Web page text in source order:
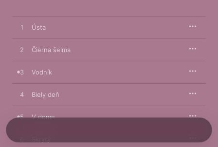
1 Ústa
2 Čierna šelma
3 Vodník
4 Biely deň
5 V dome